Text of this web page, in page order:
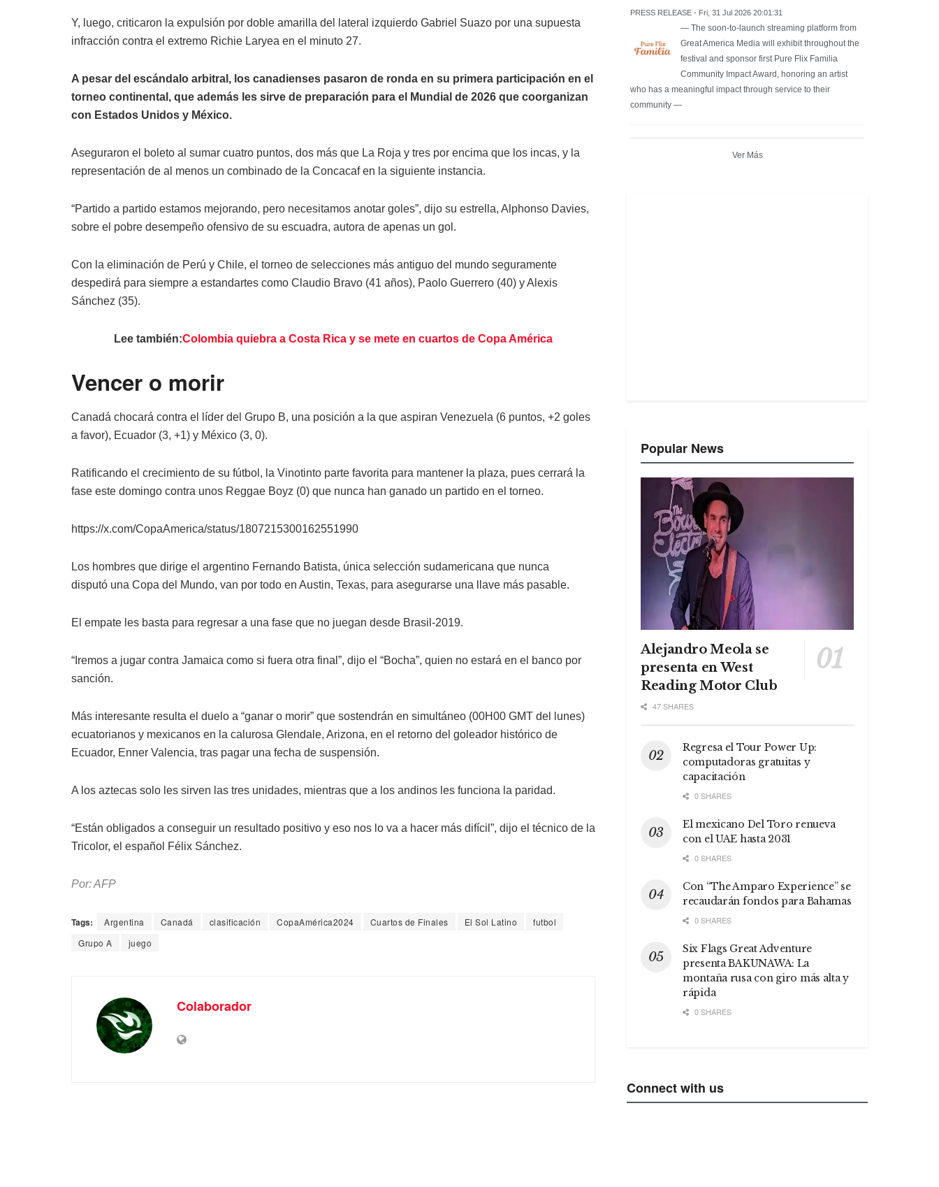
Y, luego, criticaron la expulsión por doble amarilla del lateral izquierdo Gabriel Suazo por una supuesta
infracción contra el extremo Richie Laryea en el minuto 27.
A pesar del escándalo arbitral, los canadienses pasaron de ronda en su primera participación en el
torneo continental, que además les sirve de preparación para el Mundial de 2026 que coorganizan
con Estados Unidos y México.
Aseguraron el boleto al sumar cuatro puntos, dos más que La Roja y tres por encima que los incas, y la
representación de al menos un combinado de la Concacaf en la siguiente instancia.
“Partido a partido estamos mejorando, pero necesitamos anotar goles”, dijo su estrella, Alphonso Davies,
sobre el pobre desempeño ofensivo de su escuadra, autora de apenas un gol.
Con la eliminación de Perú y Chile, el torneo de selecciones más antiguo del mundo seguramente
despedirá para siempre a estandartes como Claudio Bravo (41 años), Paolo Guerrero (40) y Alexis
Sánchez (35).
Lee también:Colombia quiebra a Costa Rica y se mete en cuartos de Copa América
Vencer o morir
Canadá chocará contra el líder del Grupo B, una posición a la que aspiran Venezuela (6 puntos, +2 goles
a favor), Ecuador (3, +1) y México (3, 0).
Ratificando el crecimiento de su fútbol, la Vinotinto parte favorita para mantener la plaza, pues cerrará la
fase este domingo contra unos Reggae Boyz (0) que nunca han ganado un partido en el torneo.
https://x.com/CopaAmerica/status/1807215300162551990
Los hombres que dirige el argentino Fernando Batista, única selección sudamericana que nunca
disputó una Copa del Mundo, van por todo en Austin, Texas, para asegurarse una llave más pasable.
El empate les basta para regresar a una fase que no juegan desde Brasil-2019.
“Iremos a jugar contra Jamaica como si fuera otra final”, dijo el “Bocha”, quien no estará en el banco por
sanción.
Más interesante resulta el duelo a “ganar o morir” que sostendrán en simultáneo (00H00 GMT del lunes)
ecuatorianos y mexicanos en la calurosa Glendale, Arizona, en el retorno del goleador histórico de
Ecuador, Enner Valencia, tras pagar una fecha de suspensión.
A los aztecas solo les sirven las tres unidades, mientras que a los andinos les funciona la paridad.
“Están obligados a conseguir un resultado positivo y eso nos lo va a hacer más difícil”, dijo el técnico de la
Tricolor, el español Félix Sánchez.
Por: AFP
Tags: Argentina Canadá clasificación CopaAmérica2024 Cuartos de Finales El Sol Latino
futbol
Grupo A
juego
Colaborador
PRESS RELEASE - Fri, 31 Jul 2026 20:01:31
— The soon-to-launch streaming platform from
Great America Media will exhibit throughout the
festival and sponsor first Pure Flix Familia
Community Impact Award, honoring an artist
who has a meaningful impact through service to their
community —
Ver Más
Popular News
Alejandro Meola se
presenta en West
Reading Motor Club
47 SHARES
Regresa el Tour Power Up:
computadoras gratuitas y
capacitación
0 SHARES
El mexicano Del Toro renueva
con el UAE hasta 2031
0 SHARES
Con “The Amparo Experience” se
recaudarán fondos para Bahamas
0 SHARES
Six Flags Great Adventure
presenta BAKUNAWA: La
montaña rusa con giro más alta y
rápida
0 SHARES
Connect with us